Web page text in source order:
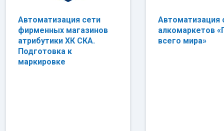
Автоматизация сети
фирменных магазинов
атрибутики ХК СКА.
Подготовка к
маркировке
Автоматизация
алкомаркетов
всего мира»